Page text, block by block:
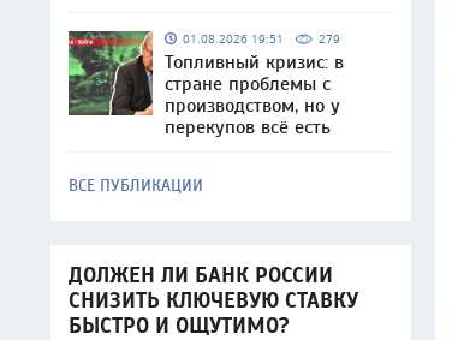
01.08.2026 19:51 279
Топливный кризис: в
стране проблемы с
производством, но у
перекупов всё есть
ВСЕ ПУБЛИКАЦИИ
ДОЛЖЕН ЛИ БАНК РОССИИ
СНИЗИТЬ КЛЮЧЕВУЮ СТАВКУ
БЫСТРО И ОЩУТИМО?